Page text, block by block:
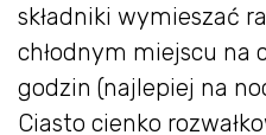
składniki wymieszać
chłodnym miejscu na
godzin (najlepiej na
Ciasto cienko